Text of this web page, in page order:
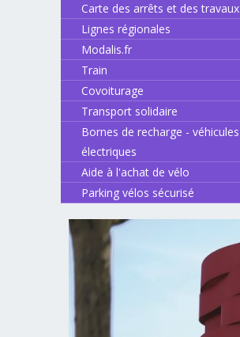
Carte des arrêts et des travaux
Lignes régionales
Modalis.fr
Train
Covoiturage
Transport solidaire
Bornes de recharge - véhicules
électriques
Aide à l'achat de vélo
Parking vélos sécurisé